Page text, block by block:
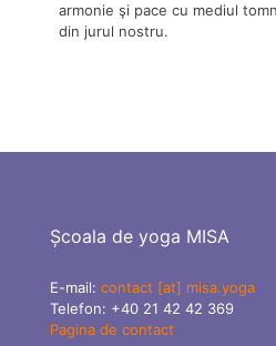
armonie şi pace cu mediul
din jurul nostru.
Școala de yoga MISA
E-mail: contact [at] misa.yoga
Telefon: +40 21 42 42 369
Pagina de contact